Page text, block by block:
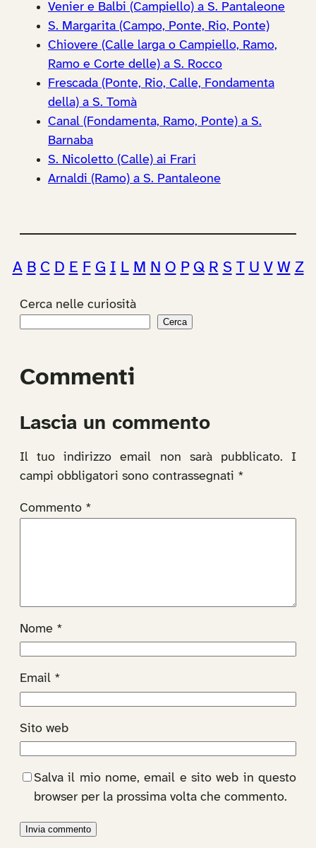
Venier e Balbi (Campiello) a S. Pantaleone
S. Margarita (Campo, Ponte, Rio, Ponte)
Chiovere (Calle larga o Campiello, Ramo,
Ramo e Corte delle) a S. Rocco
Frescada (Ponte, Rio, Calle, Fondamenta
della) a S. Tomà
Canal (Fondamenta, Ramo, Ponte) a S.
Barnaba
S. Nicoletto (Calle) ai Frari
Arnaldi (Ramo) a S. Pantaleone
A B C D E F G I L M N O P Q R S T U V W Z
Cerca nelle curiosità
Cerca
Commenti
Lascia un commento
Il tuo indirizzo email non sarà pubblicato.
I
campi obbligatori sono contrassegnati *
Commento *
Nome *
Email *
Sito web
Salva il mio nome, email e sito web in questo
browser per la prossima volta che commento.